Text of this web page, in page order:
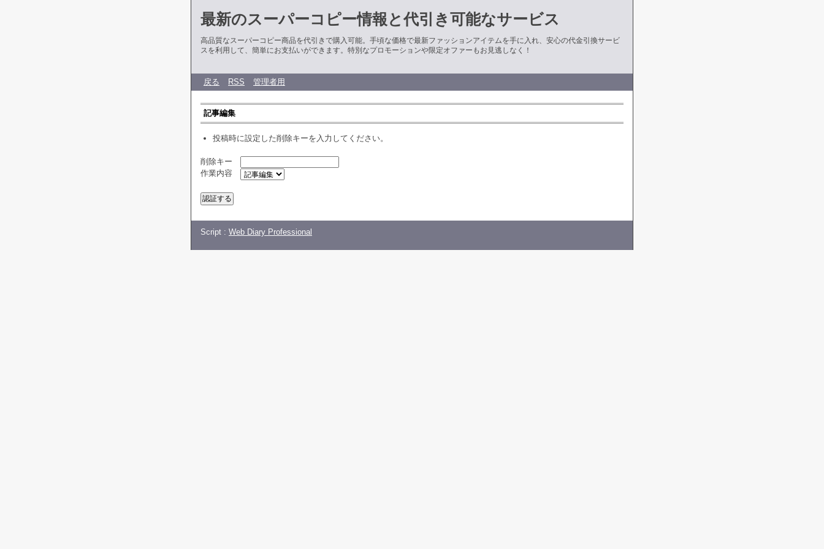
最新のスーパーコピー情報と代引き可能なサービス
高品質なスーパーコピー商品を代引きで購入可能。手頃な価格で最新ファッションアイテムを手に入れ、安心の代金引換サービ
スを利用して、簡単にお支払いができます。特別なプロモーションや限定オファーもお見逃しなく！
戻る RSS 管理者用
記事編集
投稿時に設定した削除キーを入力してください。
削除キー
作業内容
Script : Web Diary Professional